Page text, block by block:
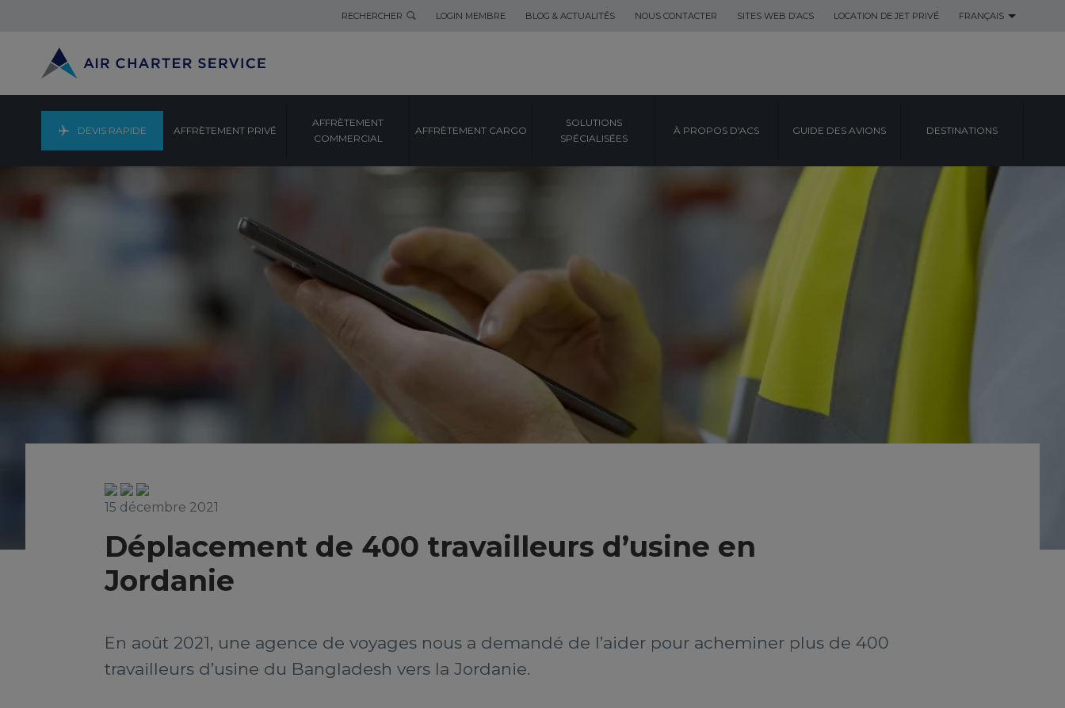
RECHERCHER LOGIN MEMBRE BLOG & ACTUALITÉS NOUS CONTACTER SITES WEB D’ACS LOCATION DE JET PRIVÉ FRANÇAIS
DEVIS RAPIDE AFFRÈTEMENT PRIVÉ
AFFRÈTEMENT
COMMERCIAL
AFFRÈTEMENT CARGO
SOLUTIONS
SPÉCIALISÉES
À PROPOS D'ACS GUIDE DES AVIONS DESTINATIONS
15 décembre 2021
Déplacement de 400 travailleurs d’usine en
Jordanie
En août 2021, une agence de voyages nous a demandé de l’aider pour acheminer plus de 400
travailleurs d’usine du Bangladesh vers la Jordanie.